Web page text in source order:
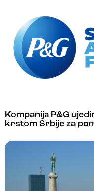
Kompanija P&G
krstom Srbije za